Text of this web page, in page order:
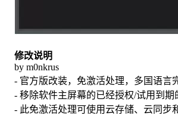
修改说明
by m0nkrus
- 官方版改装，免激活处理，多国语言
- 移除软件主屏幕的已经授权/试用到期
- 此免激活处理可使用云存储、云同步